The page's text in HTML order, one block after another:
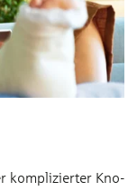
kom­pli­zier­ter Kno­